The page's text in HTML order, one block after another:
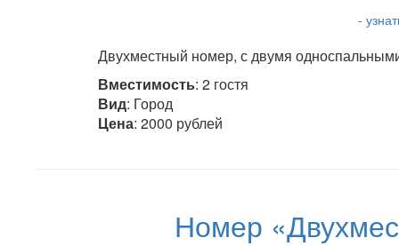
-
Двухместный номер, с двумя
Вместимость: 2 гостя
Вид: Город
Цена: 2000 рублей
Номер